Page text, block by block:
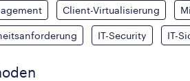
Client-Virtualisierung
IT-Security IT-